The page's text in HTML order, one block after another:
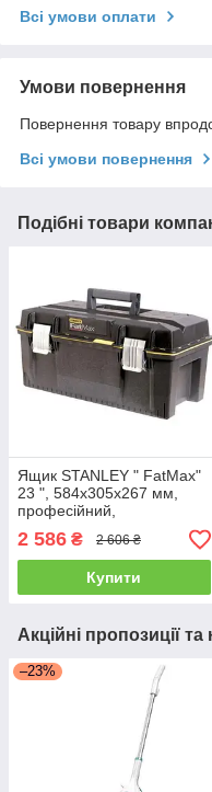
Всі умови оплати
Умови повернення
Повернення товару
Всі умови повернення
Подібні товари
Ящик STANLEY " FatMax"
23 ", 584x305x267 мм,
професійний,
2 586 ₴ 2 606 ₴
Купити
Акційні пропозиції
–23%